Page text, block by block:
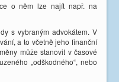
o něm lze najít např. na
s vybraným advokátem. V
a to včetně jeho finanční
může stanovit v časové
„odškodného“, nebo